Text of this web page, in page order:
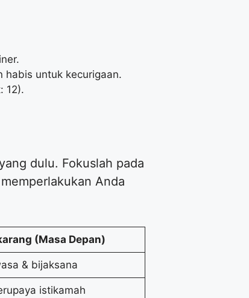
habis untuk kecurigaan.
12).
dulu. Fokuslah pada
Anda
(Masa Depan)
& bijaksana
istikamah